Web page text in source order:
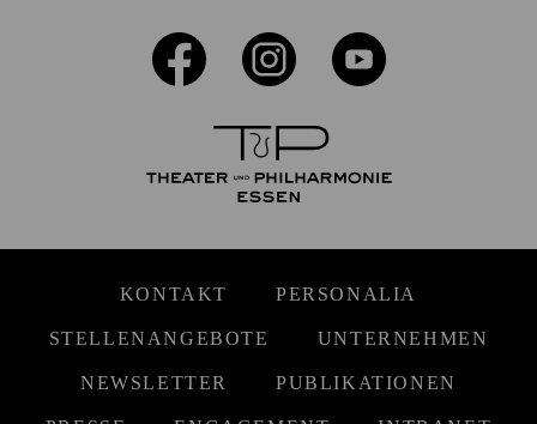
KONTAKT PERSONALIA
STELLENANGEBOTE UNTERNEHMEN
NEWSLETTER PUBLIKATIONEN